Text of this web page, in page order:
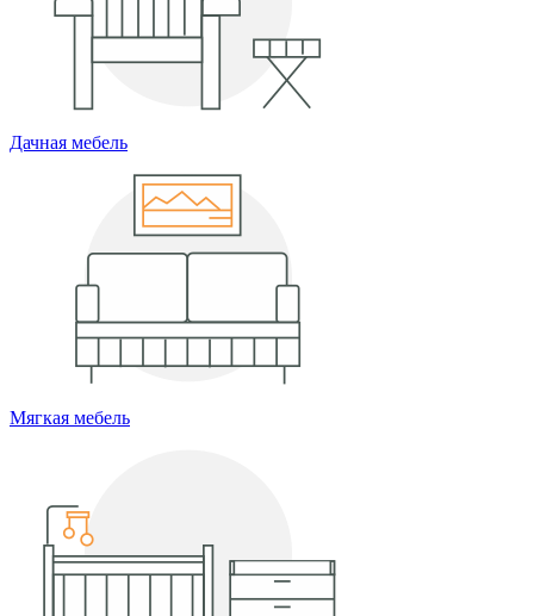
Дачная мебель
Мягкая мебель